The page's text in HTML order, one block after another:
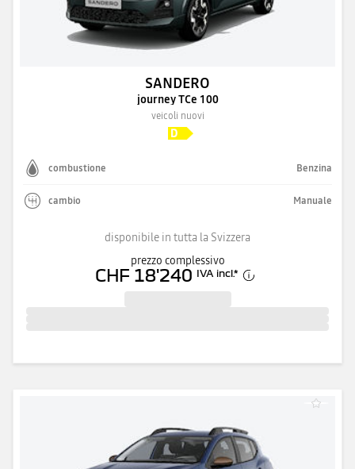
SANDERO
journey TCe 100
veicoli nuovi
combustione Benzina
cambio Manuale
disponibile in tutta la Svizzera
prezzo complessivo
CHF 18'240 IVA incl.*